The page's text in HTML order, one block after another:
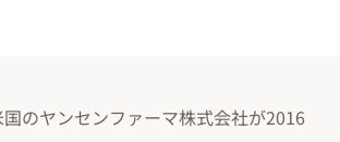
のヤンセンファーマ株式会社が2016